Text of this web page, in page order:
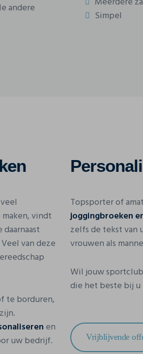
andere
Simpel
vindt
van deze
te borduren,
en
uw bedrijf.
Topsporter of
joggingbroeken
zelfs de tekst van
vrouwen als
Wil jouw
die het beste bij u
Vrijblijvende